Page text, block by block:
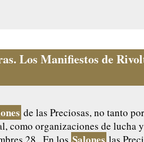
Los Manifiestos de
de las Preciosas, no tanto
como organizaciones de lucha